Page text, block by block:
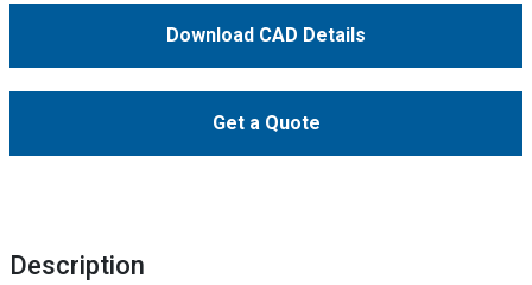
Download CAD Details
Get a Quote
Description